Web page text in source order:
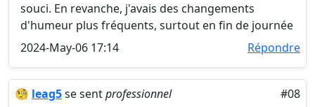
souci. En revanche, j'avais des changements
d'humeur plus fréquents, surtout en fin de journée
2024-May-06 17:14
Répondre
🧐 leag5se sentprofessionnel
#08